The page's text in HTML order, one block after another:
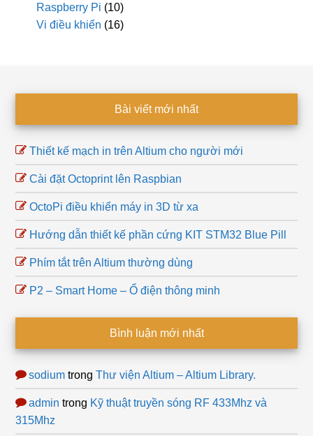
Raspberry Pi (10)
Vi điều khiển (16)
Bài viết mới nhất
Thiết kế mạch in trên Altium cho người mới
Cài đặt Octoprint lên Raspbian
OctoPi điều khiển máy in 3D từ xa
Hướng dẫn thiết kế phần cứng KIT STM32 Blue Pill
Phím tắt trên Altium thường dùng
P2 – Smart Home – Ổ điện thông minh
Bình luận mới nhất
sodium trongThư viện Altium – Altium Library.
admin trong Kỹ thuật truyền sóng RF 433Mhz và
315Mhz